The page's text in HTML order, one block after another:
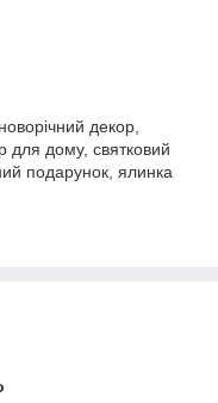
декор,
для дому, святковий
подарунок, ялинка